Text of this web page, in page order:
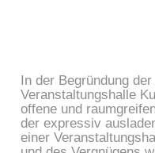
In der Begründung
Veranstaltungshalle
offene und
der expressiv
einer